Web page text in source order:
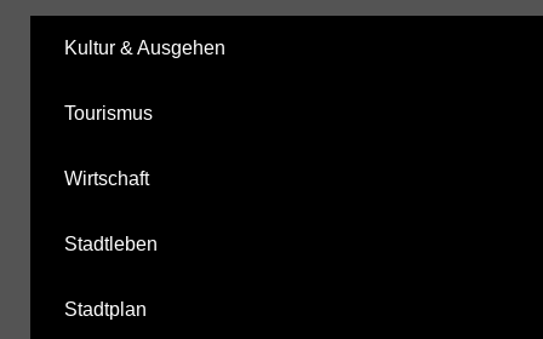
Kultur & Ausgehen
Tourismus
Wirtschaft
Stadtleben
Stadtplan